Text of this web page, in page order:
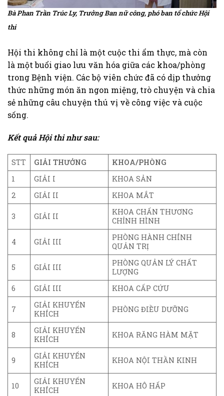
Bà Phan Trần Trúc Ly, Trưởng Ban nữ công, phó ban tổ chức Hội
thi
Hội thi không chỉ là một cuộc thi ẩm thực, mà còn
là một buổi giao lưu văn hóa giữa các khoa/phòng
trong Bệnh viện. Các bộ viên chức đã có dịp thưởng
thức những món ăn ngon miệng, trò chuyện và chia
sẻ những câu chuyện thú vị về công việc và cuộc
sống.
Kết quả Hội thi như sau:
STT GIẢI THƯỞNG
KHOA/PHÒNG
1
GIẢI I
KHOA SẢN
2
GIẢI II KHOA MẮT
3 GIẢI II
KHOA CHẤN THƯƠNG
CHỈNH HÌNH
4 GIẢI III
PHÒNG HÀNH CHÍNH
QUẢN TRỊ
5 GIẢI III
PHÒNG QUẢN LÝ CHẤT
LƯỢNG
6
GIẢI III KHOA CẤP CỨU
7
GIẢI KHUYẾN
KHÍCH
PHÒNG ĐIỀU DƯỠNG
8
GIẢI KHUYẾN
KHÍCH
KHOA RĂNG HÀM MẶT
9
GIẢI KHUYẾN
KHÍCH
KHOA NỘI THẦN KINH
10
GIẢI KHUYẾN
KHÍCH
KHOA HÔ HẤP